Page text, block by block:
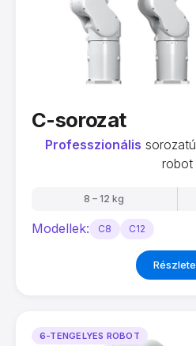
C-sorozat
Professzionális
robot
8 – 12 kg
Modellek: C8 C12
6-TENGELYES ROBOT